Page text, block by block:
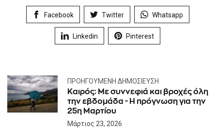
Facebook Twitter Whatsapp
Linkedin Pinterest
ΠΡΟΗΓΟΎΜΕΝΗ ΔΗΜΟΣΊΕΥΣΗ
Καιρός: Με συννεφιά και βροχές όλη
την εβδομάδα - Η πρόγνωση για την
25η Μαρτίου
Μάρτιος 23, 2026